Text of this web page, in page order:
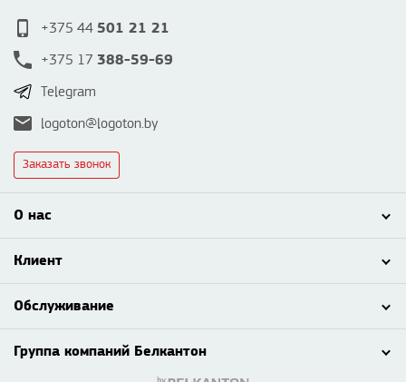
+375 44 501 21 21
+375 17 388-59-69
Telegram
logoton@logoton.by
Заказать звонок
О нас
Клиент
Обслуживание
Группа компаний Белкантон